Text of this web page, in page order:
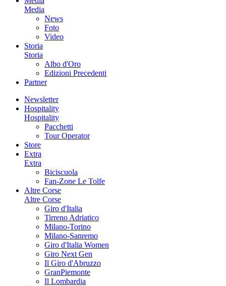
Media
News
Foto
Video
Storia
Storia
Albo d'Oro
Edizioni Precedenti
Partner
Newsletter
Hospitality
Hospitality
Pacchetti
Tour Operator
Store
Extra
Extra
Biciscuola
Fan-Zone Le Tolfe
Altre Corse
Altre Corse
Giro d'Italia
Tirreno Adriatico
Milano-Torino
Milano-Sanremo
Giro d'Italia Women
Giro Next Gen
Il Giro d'Abruzzo
GranPiemonte
Il Lombardia